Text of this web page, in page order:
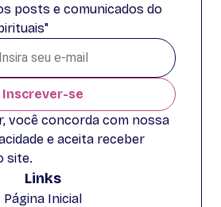
posts e comunicados do
Inscrever-se
você concorda com nossa
e aceita receber
site.
Links
Página Inicial